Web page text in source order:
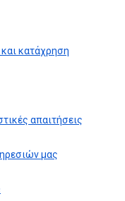
κατάχρηση
απαιτήσεις
μας